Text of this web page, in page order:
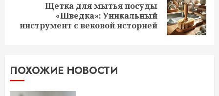
Следующая
запись:
Щетка для мытья посуды
«Шведка»: Уникальный
инструмент с вековой историей
ПОХОЖИЕ НОВОСТИ